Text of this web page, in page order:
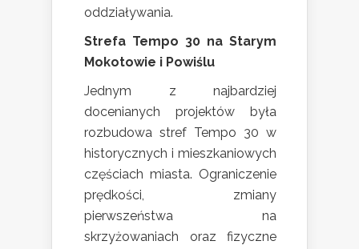
oddziaływania.
Strefa Tempo 30 na Starym
Mokotowie i Powiślu
Jednym z najbardziej
docenianych projektów była
rozbudowa stref Tempo 30 w
historycznych i mieszkaniowych
częściach miasta. Ograniczenie
prędkości, zmiany
pierwszeństwa na
skrzyżowaniach oraz fizyczne